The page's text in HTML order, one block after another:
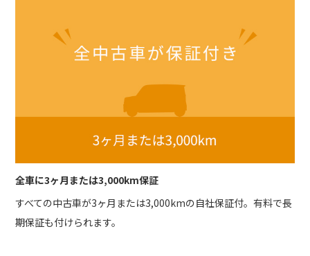
全車に3ヶ月または3,000km保証
すべての中古車が3ヶ月または3,000kmの自社保証付。有料で長
期保証も付けられます。